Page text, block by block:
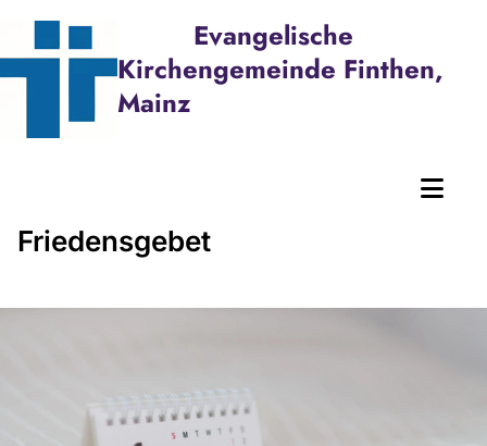
Evangelische
Kirchengemeinde Finthen,
Mainz
Friedensgebet